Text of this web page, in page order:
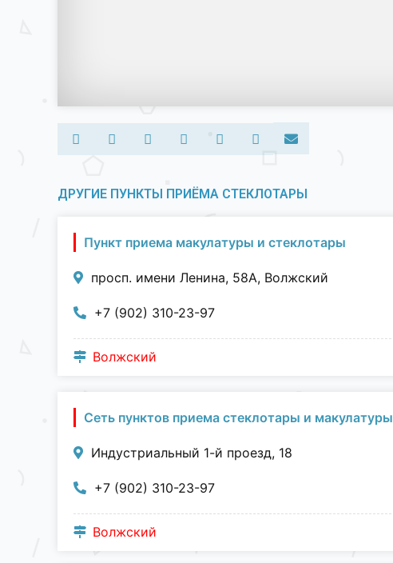
ДРУГИЕ ПУНКТЫ ПРИЁМА СТЕКЛОТАРЫ
Пункт приема макулатуры и стеклотары
просп. имени Ленина, 58А, Волжский
+7 (902) 310-23-97
Волжский
Сеть пунктов приема стеклотары и макулатуры
Индустриальный 1-й проезд, 18
+7 (902) 310-23-97
Волжский